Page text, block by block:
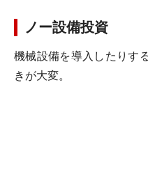
ノー設備投資
機械設備を導入したりす
きが大変。